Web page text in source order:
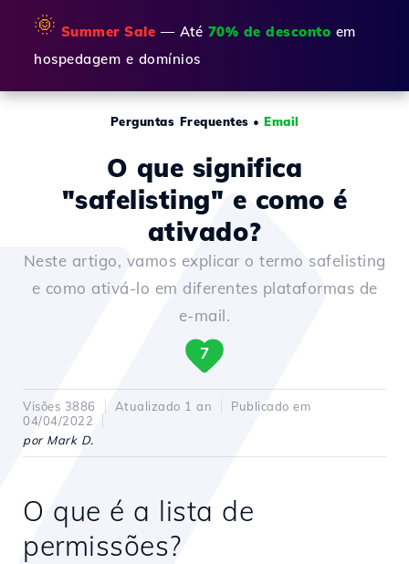
🌞 Summer Sale — Até 70% de desconto em
hospedagem e domínios
Perguntas Frequentes • Email
O que significa
"safelisting" e como é
ativado?
Neste artigo, vamos explicar o termo safelisting
e como ativá-lo em diferentes plataformas de
e-mail.
7
Visões 3886 Atualizado 1 an
Publicado em
04/04/2022
por Mark D.
O que é a lista de
permissões?